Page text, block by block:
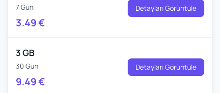
7 Gün
3.49€
Detayları Görüntüle
3 GB
30 Gün
9.49€
Detayları Görüntüle